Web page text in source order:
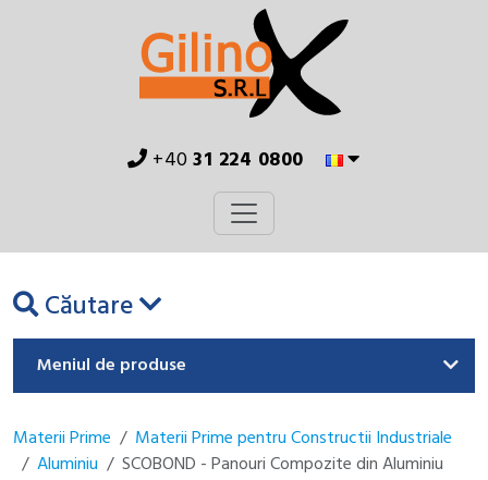
+4031 224 0800
Căutare
Meniul de produse
Materii Prime
Materii Prime pentru Constructii Industriale
Aluminiu
SCOBOND - Panouri Compozite din Aluminiu